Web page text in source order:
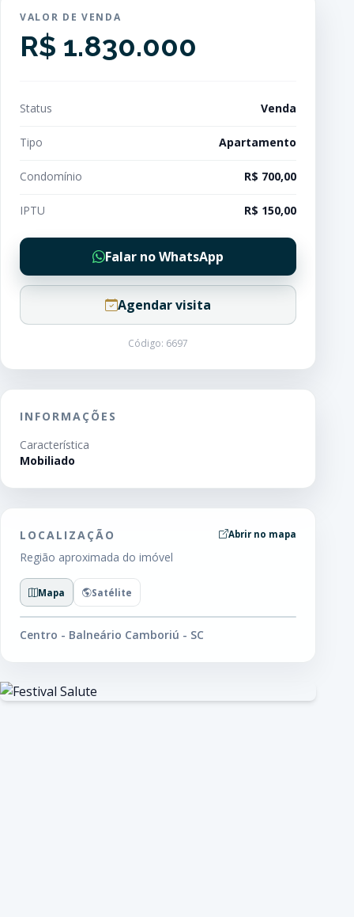
VALOR DE VENDA
R$ 1.830.000
Status Venda
Tipo Apartamento
Condomínio R$ 700,00
IPTU R$ 150,00
Falar no WhatsApp
Agendar visita
Código: 6697
INFORMAÇÕES
Característica
Mobiliado
LOCALIZAÇÃO
Região aproximada do imóvel
Abrir no mapa
Mapa Satélite
Centro - Balneário Camboriú - SC